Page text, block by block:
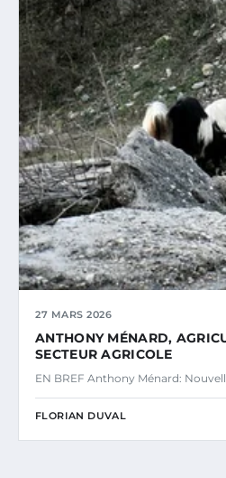
27 MARS 2026
ANTHONY MÉNARD,
SECTEUR AGRICOLE
EN BREF Anthony Ménard:
FLORIAN DUVAL